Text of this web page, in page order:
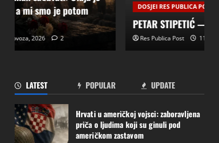
LATEST POPULAR UPDATE
Hrvati u američkoj vojsci: zaboravljena
priča o ljudima koji su ginuli pod
američkom zastavom
DOSJEI RES PUBLICA POST Povijest
PETAR STIPETIĆ — DOSJE RP-004
Res Publica Post 0
PETAR STIPETIĆ — DOSJE RP-004
3
5 srpnja, 2026 0